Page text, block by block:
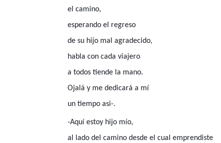
el camino,
esperando el regreso
de su hijo mal agradecido,
habla con cada viajero
a todos tiende la mano.
Ojalá y me dedicará a mí
un tiempo asi-.
-Aquí estoy hijo mío,
al lado del camino desde el cual emprendiste